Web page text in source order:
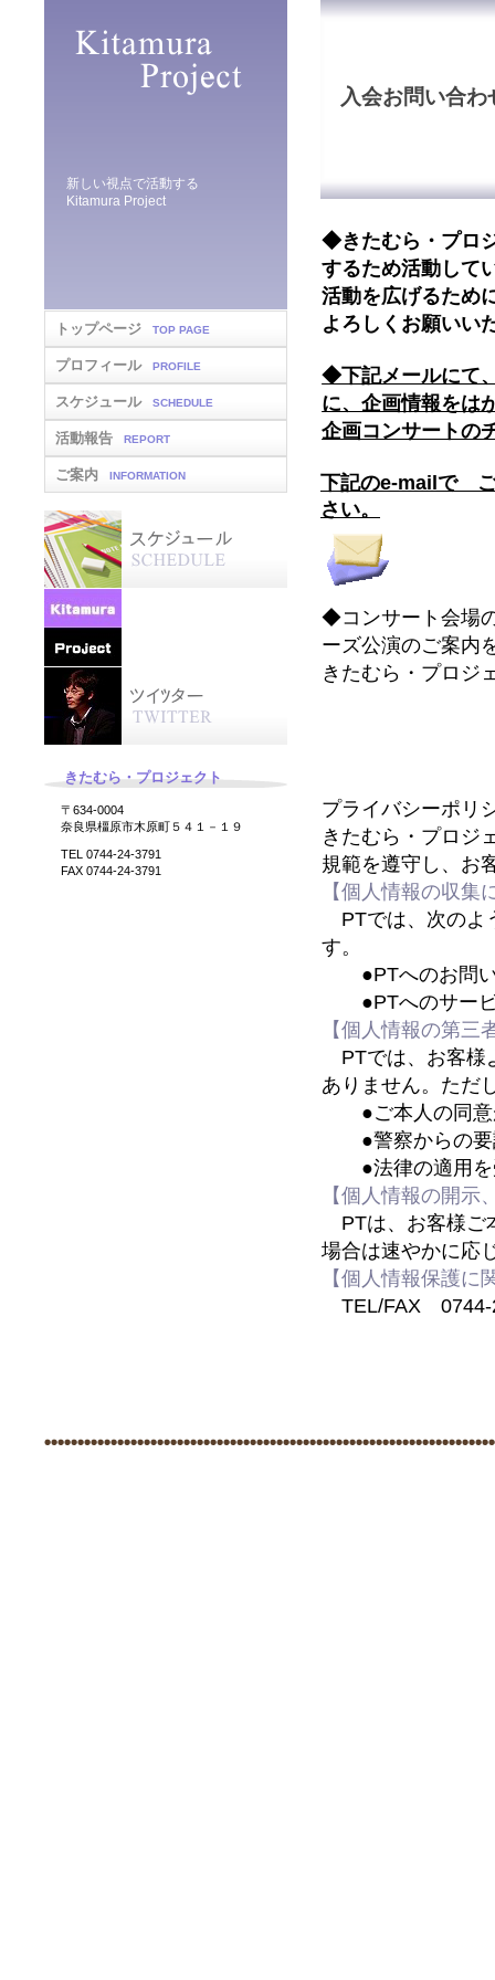
新しい視点で活動する
Kitamura Project
入会お問い合わ
◆きたむら・プロ
するため活動して
活動を広げるため
よろしくお願いい
◆下記メールにて
に、企画情報をは
企画コンサートの
下記のe-mailで ご
さい。
◆コンサート会場
ーズ公演のご案内
きたむら・プロジ
プライバシーポ
きたむら・プロジ
規範を遵守し、お
【個人情報の収集
PTでは、次のよ
す。
●PTへのお問い
●PTへのサービ
【個人情報の第三
PTでは、お客様
ありません。ただ
●ご本人の同意
●警察からの要
●法律の適用を
【個人情報の開示
PTは、お客様ご
場合は速やかに応
【個人情報保護に
TEL/FAX 0744-
トップページ TOP PAGE
プロフィール PROFILE
スケジュール SCHEDULE
活動報告 REPORT
ご案内 INFORMATION
きたむら・プロジェクト
〒634-0004
奈良県橿原市木原町５４１－１９
TEL 0744-24-3791
FAX 0744-24-3791